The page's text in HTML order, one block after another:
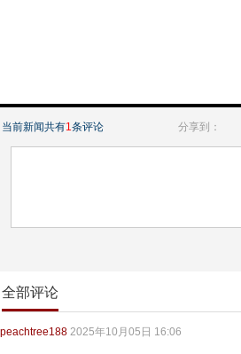
当前新闻共有1条评论 分享到：
全部评论
peachtree188 2025年10月05日 16:06